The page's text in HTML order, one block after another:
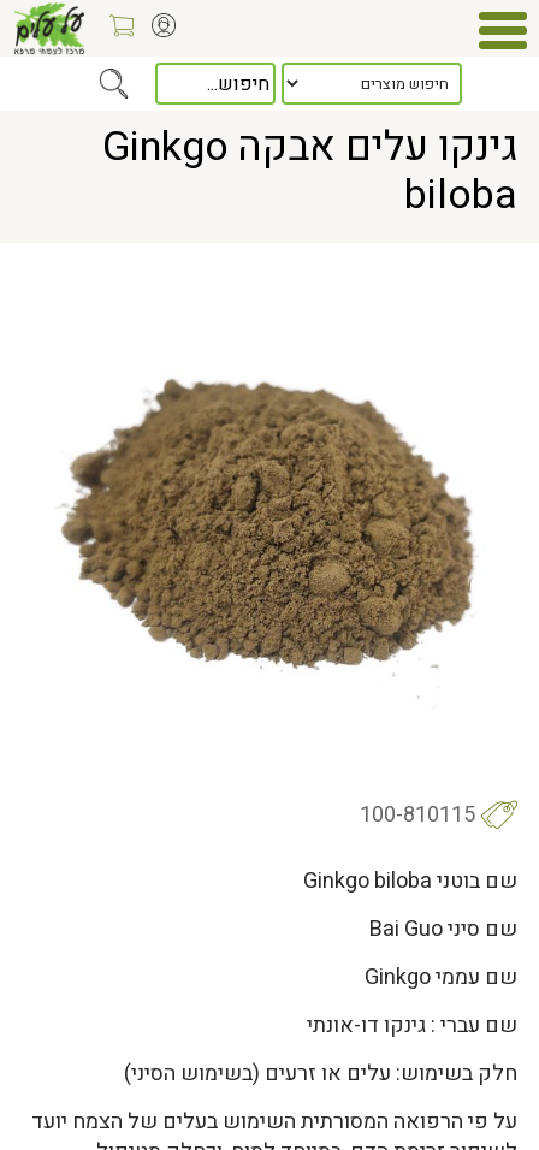
> גינקו עלים אבקה Ginkgo biloba
גינקו עלים אבקה Ginkgo
biloba
100-810115
שם בוטני Ginkgo biloba
שם סיני Bai Guo
שם עממי Ginkgo
שם עברי : גינקו דו-אונתי
חלק בשימוש: עלים או זרעים (בשימוש הסיני)
על פי הרפואה המסורתית השימוש בעלים של הצמח יועד